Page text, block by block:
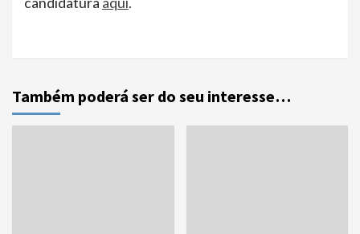
Também poderá ser do seu interesse…